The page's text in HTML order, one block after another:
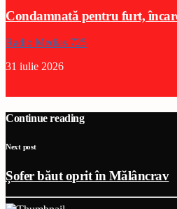
Condamnată pentru furt,
Radio Medias 725
31 iulie 2026
Continue reading
Next post
Șofer băut oprit în Mălâncrav